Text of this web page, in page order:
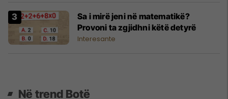
Sa i mirë jeni në matematikë?
Provoni ta zgjidhni këtë detyrë
Interesante
Në trend Botë